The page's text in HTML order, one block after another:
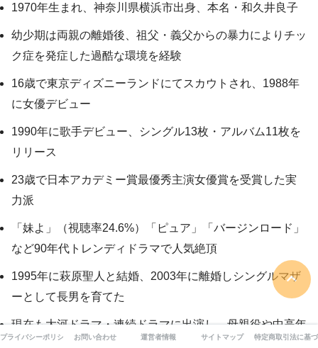
1970年生まれ、神奈川県横浜市出身、本名・和久井良子
幼少期は両親の離婚後、祖父・義父からの暴力によりチッ
ク症を発症した過酷な環境を経験
16歳で東京ディズニーランドにてスカウトされ、1988年
に女優デビュー
1990年に歌手デビュー、シングル13枚・アルバム11枚を
リリース
23歳で日本アカデミー賞最優秀主演女優賞を受賞した実
力派
「妹よ」（視聴率24.6%）「ピュア」「バージンロード」
など90年代トレンディドラマで人気絶頂
1995年に萩原聖人と結婚、2003年に離婚しシングルマザ
ーとして長男を育てた
現在も大河ドラマ・連続ドラマに出演し、母親役や中高年
女性役で存在感を発揮
プライバシーポリシー お問い合わせ 運営者情報 サイトマップ 特定商取引法に基